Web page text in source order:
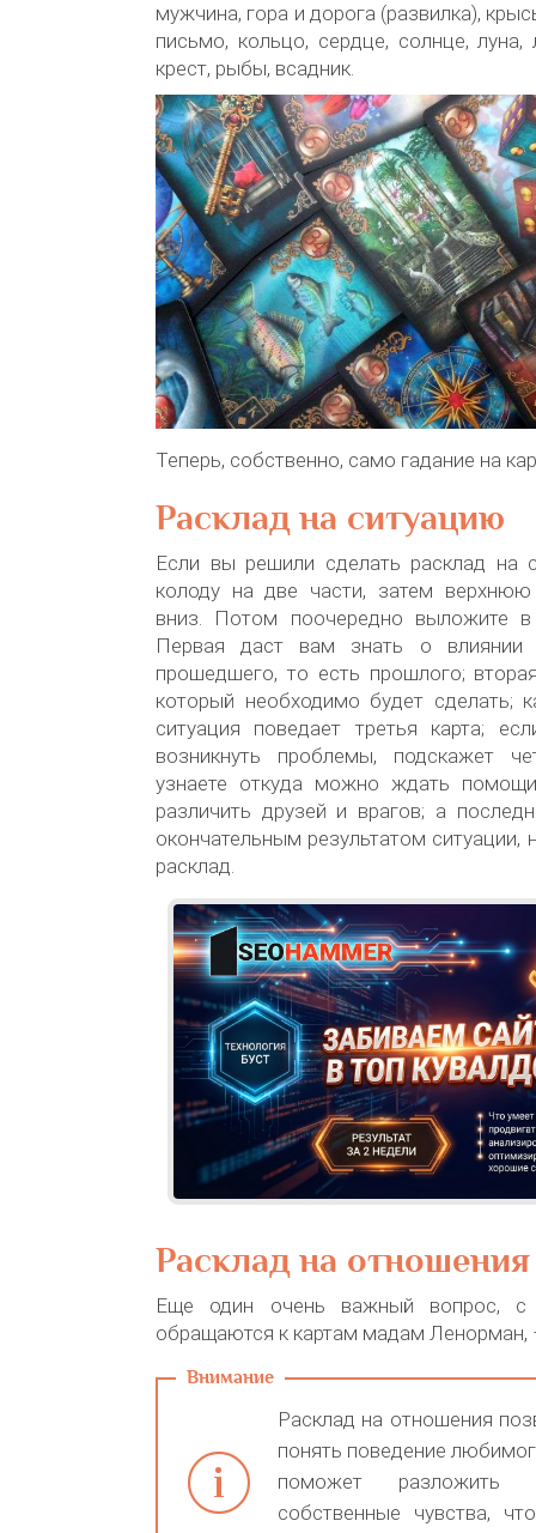
мужчина, гора и дорога (развилка),
письмо, кольцо, сердце, солнце, луна,
крест, рыбы, всадник.
Теперь, собственно, само гадание на
Расклад на ситуацию
Если вы решили сделать расклад на
колоду на две части, затем верхнюю
вниз. Потом поочередно выложите
Первая даст вам знать о
прошедшего, то есть прошлого;
который необходимо будет сделать;
ситуация поведает третья карта;
возникнуть проблемы, подскажет
узнаете откуда можно ждать
различить друзей и врагов; а
окончательным результатом ситуации,
расклад.
Расклад на отношения
Еще один очень важный вопрос, с
обращаются к картам мадам Ленорман,
Расклад на отношения
понять поведение
поможет разложить
собственные чувства,